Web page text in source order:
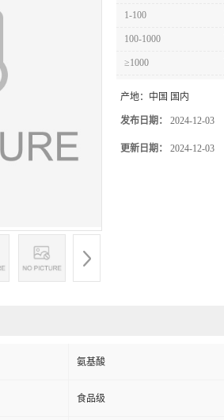
1-100
100-1000
≥1000
产地： 中国 国内
发布日期： 2024-12-03
更新日期： 2024-12-03
氨基酸
食品级